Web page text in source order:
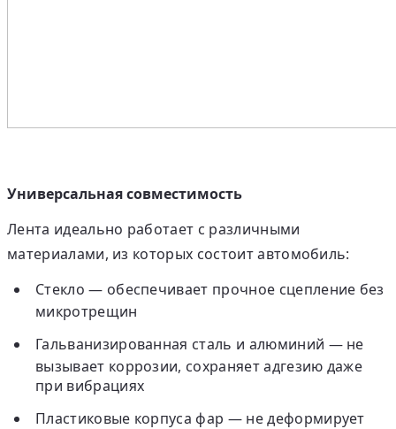
Универсальная совместимость
Лента идеально работает с различными
материалами, из которых состоит автомобиль:
Стекло — обеспечивает прочное сцепление без
микротрещин
Гальванизированная сталь и алюминий — не
вызывает коррозии, сохраняет адгезию даже
при вибрациях
Пластиковые корпуса фар — не деформирует